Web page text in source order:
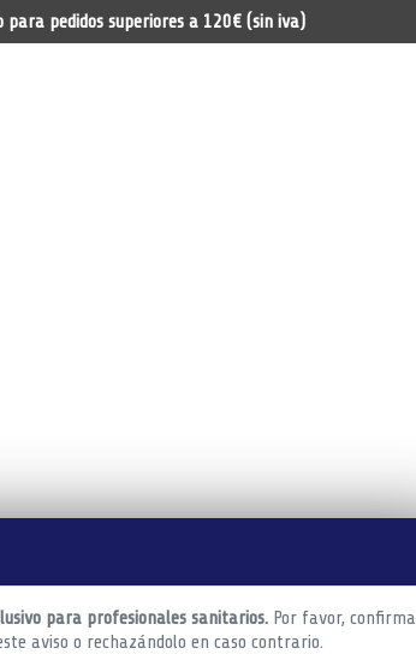
para profesionales sanitarios. Por favor, confirma
aviso o rechazándolo en caso contrario.
para pedidos superiores a 120€ (sin iva)